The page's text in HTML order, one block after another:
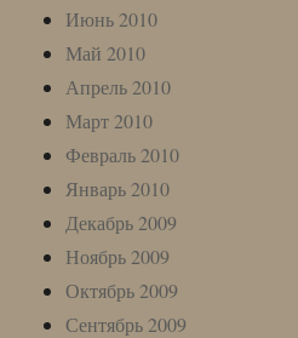
Июнь 2010
Май 2010
Апрель 2010
Март 2010
Февраль 2010
Январь 2010
Декабрь 2009
Ноябрь 2009
Октябрь 2009
Сентябрь 2009